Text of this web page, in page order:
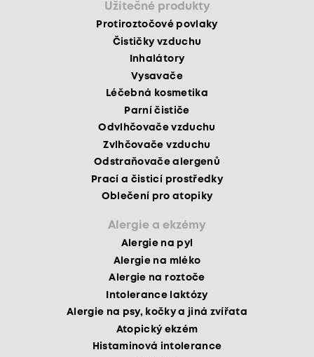
Užitečné produkty
Protiroztočové povlaky
Čističky vzduchu
Inhalátory
Vysavače
Léčebná kosmetika
Parní čističe
Odvlhčovače vzduchu
Zvlhčovače vzduchu
Odstraňovače alergenů
Prací a čisticí prostředky
Oblečení pro atopiky
Alergie a ekzémy
Alergie na pyl
Alergie na mléko
Alergie na roztoče
Intolerance laktózy
Alergie na psy, kočky a jiná zvířata
Atopický ekzém
Histaminová intolerance